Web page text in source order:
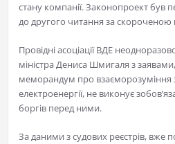
стану компанії. Законопроект був
до другого читання за
Провідні асоціації ВДЕ
міністра Дениса Шмигаля з
меморандум про взаєморозуміння
електроенергії, не виконує
боргів перед ними.
За даними з судових реєстрів, вже